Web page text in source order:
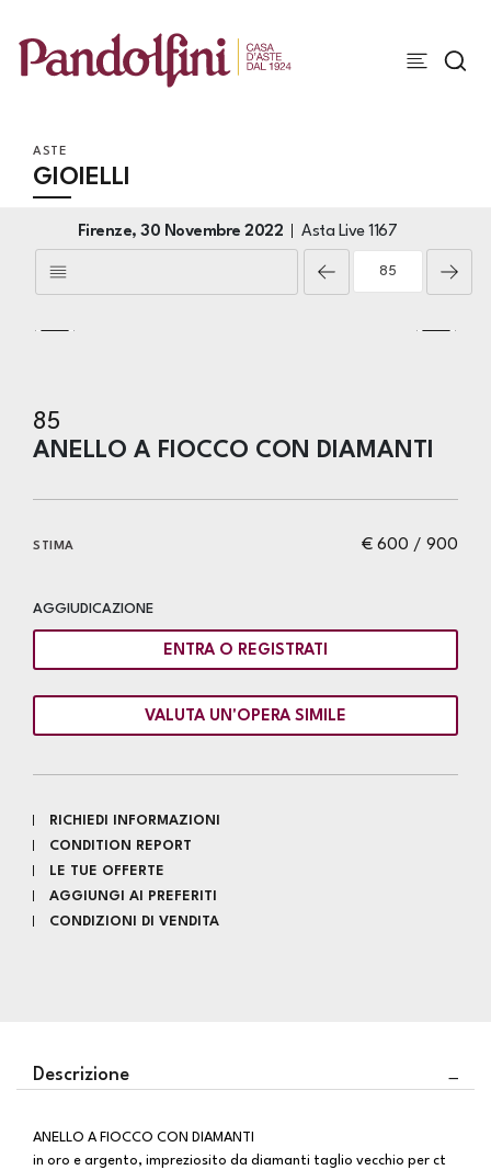
ASTE
GIOIELLI
Firenze,30 Novembre 2022 Asta Live1167
85
ANELLO A FIOCCO CON DIAMANTI
€ 600 / 900
STIMA
AGGIUDICAZIONE
ENTRA O REGISTRATI
VALUTA UN'OPERA SIMILE
RICHIEDI INFORMAZIONI
CONDITION REPORT
LE TUE OFFERTE
AGGIUNGI AI PREFERITI
CONDIZIONI DI VENDITA
Descrizione
ANELLO A FIOCCO CON DIAMANTI
in oro e argento, impreziosito da diamanti taglio vecchio per ct